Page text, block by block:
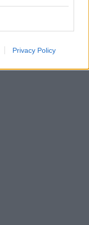
Privacy Policy